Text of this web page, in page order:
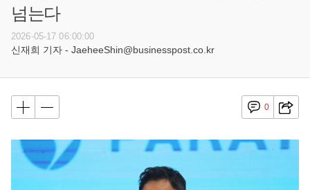
넘는다
2026-05-17 06:00:00
신재희 기자 - JaeheeShin@businesspost.co.kr
0